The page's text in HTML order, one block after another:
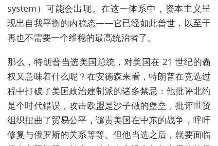
system）可能会出现。在这一体系中，资本主义呈
现出自我平衡的内稳态——它已经如此普世，以至于
再也不需要一个维稳的最高统治者了。
那么，特朗普当选美国总统，对美国在 21 世纪的霸
权又意味着什么呢？在安德森来看，特朗普在竞选过
程中打破了美国政治建制派的诸多禁忌：他批评北约
是个时代错误，攻击欧盟是沙子做的堡垒，批评世贸
组织扭曲了贸易公平，谴责美国在中东的战争，呼吁
修复与俄罗斯的关系等等。但他当选之后，就要面临